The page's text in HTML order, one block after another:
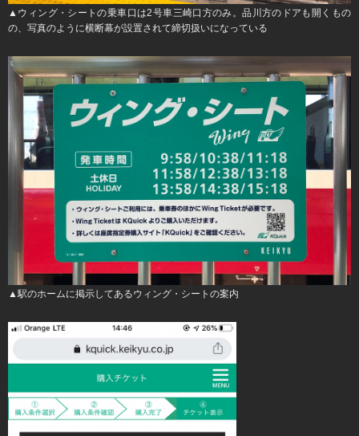
▲ウィング・シートの乗車口は2号車三崎口方のみ。品川方のドアも開くもの
の、写真のように横断幕が設置されて締切扱いになっている
▲駅のホームに掲示してあるウィング・シートの案内